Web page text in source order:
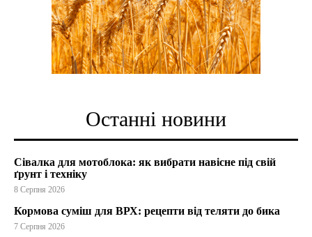
Останні новини
Сівалка для мотоблока: як вибрати навісне під свій
ґрунт і техніку
8 Серпня 2026
Кормова суміш для ВРХ: рецепти від теляти до бика
7 Серпня 2026